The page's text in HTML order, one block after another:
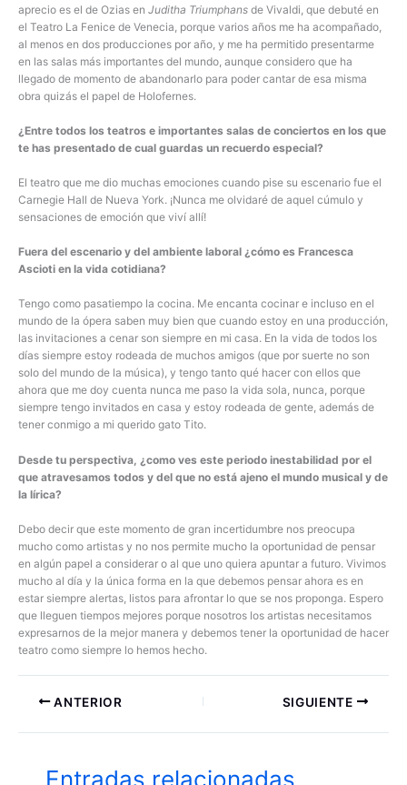
aprecio es el de Ozias en Juditha Triumphans de Vivaldi, que debuté en
el Teatro La Fenice de Venecia, porque varios años me ha acompañado,
al menos en dos producciones por año, y me ha permitido presentarme
en las salas más importantes del mundo, aunque considero que ha
llegado de momento de abandonarlo para poder cantar de esa misma
obra quizás el papel de Holofernes.
¿Entre todos los teatros e importantes salas de conciertos en los que
te has presentado de cual guardas un recuerdo especial?
El teatro que me dio muchas emociones cuando pise su escenario fue el
Carnegie Hall de Nueva York. ¡Nunca me olvidaré de aquel cúmulo y
sensaciones de emoción que viví allí!
Fuera del escenario y del ambiente laboral ¿cómo es Francesca
Ascioti en la vida cotidiana?
Tengo como pasatiempo la cocina. Me encanta cocinar e incluso en el
mundo de la ópera saben muy bien que cuando estoy en una producción,
las invitaciones a cenar son siempre en mi casa. En la vida de todos los
días siempre estoy rodeada de muchos amigos (que por suerte no son
solo del mundo de la música), y tengo tanto qué hacer con ellos que
ahora que me doy cuenta nunca me paso la vida sola, nunca, porque
siempre tengo invitados en casa y estoy rodeada de gente, además de
tener conmigo a mi querido gato Tito.
Desde tu perspectiva, ¿como ves este periodo inestabilidad por el
que atravesamos todos y del que no está ajeno el mundo musical y de
la lírica?
Debo decir que este momento de gran incertidumbre nos preocupa
mucho como artistas y no nos permite mucho la oportunidad de pensar
en algún papel a considerar o al que uno quiera apuntar a futuro. Vivimos
mucho al día y la única forma en la que debemos pensar ahora es en
estar siempre alertas, listos para afrontar lo que se nos proponga. Espero
que lleguen tiempos mejores porque nosotros los artistas necesitamos
expresarnos de la mejor manera y debemos tener la oportunidad de hacer
teatro como siempre lo hemos hecho.
ANTERIOR SIGUIENTE